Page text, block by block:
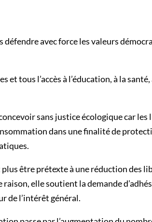
avec force les valeurs
et tous l’accès à l’éducation, à la
sans justice écologique car
dans une finalité de
être prétexte à une réduction des
elle soutient la demande
de l’intérêt général.